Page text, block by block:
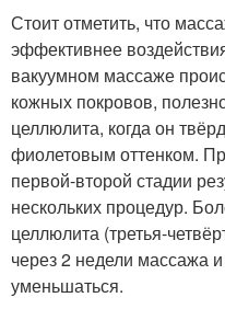
Стоит отметить, что
эффективнее
вакуумном массаже
кожных покровов,
целлюлита, когда он
фиолетовым оттенком.
первой-второй стадии
нескольких процедур.
целлюлита (третья-
через 2 недели массажа
уменьшаться.